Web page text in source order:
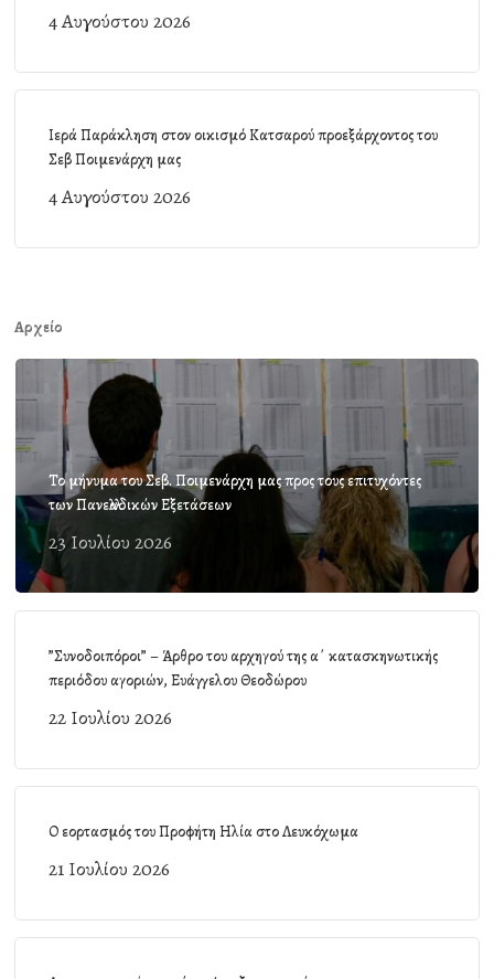
4 Αυγούστου 2026
Ιερά Παράκληση στον οικισμό Κατσαρού προεξάρχοντος του
Σεβ Ποιμενάρχη μας
4 Αυγούστου 2026
Αρχείο
Το μήνυμα του Σεβ. Ποιμενάρχη μας προς τους επιτυχόντες
των Πανελλαδικών Εξετάσεων
23 Ιουλίου 2026
”Συνοδοιπόροι” – Άρθρο του αρχηγού της α΄ κατασκηνωτικής
περιόδου αγοριών, Ευάγγελου Θεοδώρου
22 Ιουλίου 2026
Ο εορτασμός του Προφήτη Ηλία στο Λευκόχωμα
21 Ιουλίου 2026